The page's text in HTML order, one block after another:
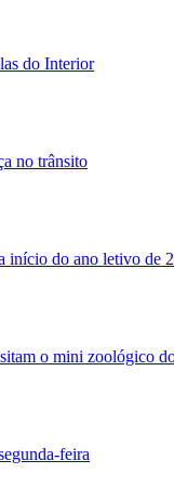
do Interior
no trânsito
início do ano letivo de
o mini zoológico
feira